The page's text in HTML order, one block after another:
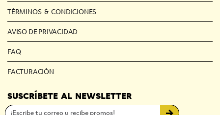
TÉRMINOS & CONDICIONES
AVISO DE PRIVACIDAD
FAQ
FACTURACIÓN
SUSCRÍBETE AL NEWSLETTER